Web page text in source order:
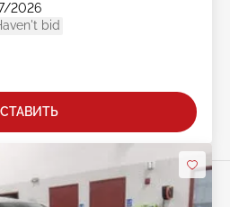
2026
bid
СТАВИТЬ